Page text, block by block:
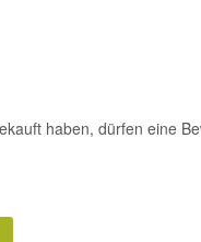
haben, dürfen eine